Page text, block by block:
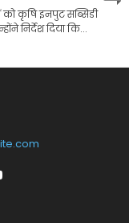
को कृषि इनपुट सब्सिडी
निर्देश दिया कि...